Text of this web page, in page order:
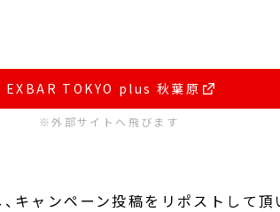
EXBAR TOKYO plus 秋葉原
※外部サイトへ飛びます
キャンペーン投稿をリポストして頂